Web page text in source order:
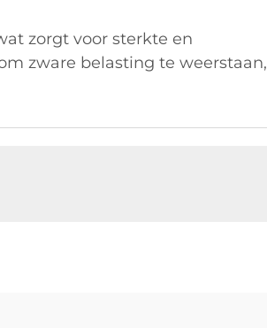
zorgt voor sterkte en
zware belasting te weerstaan,